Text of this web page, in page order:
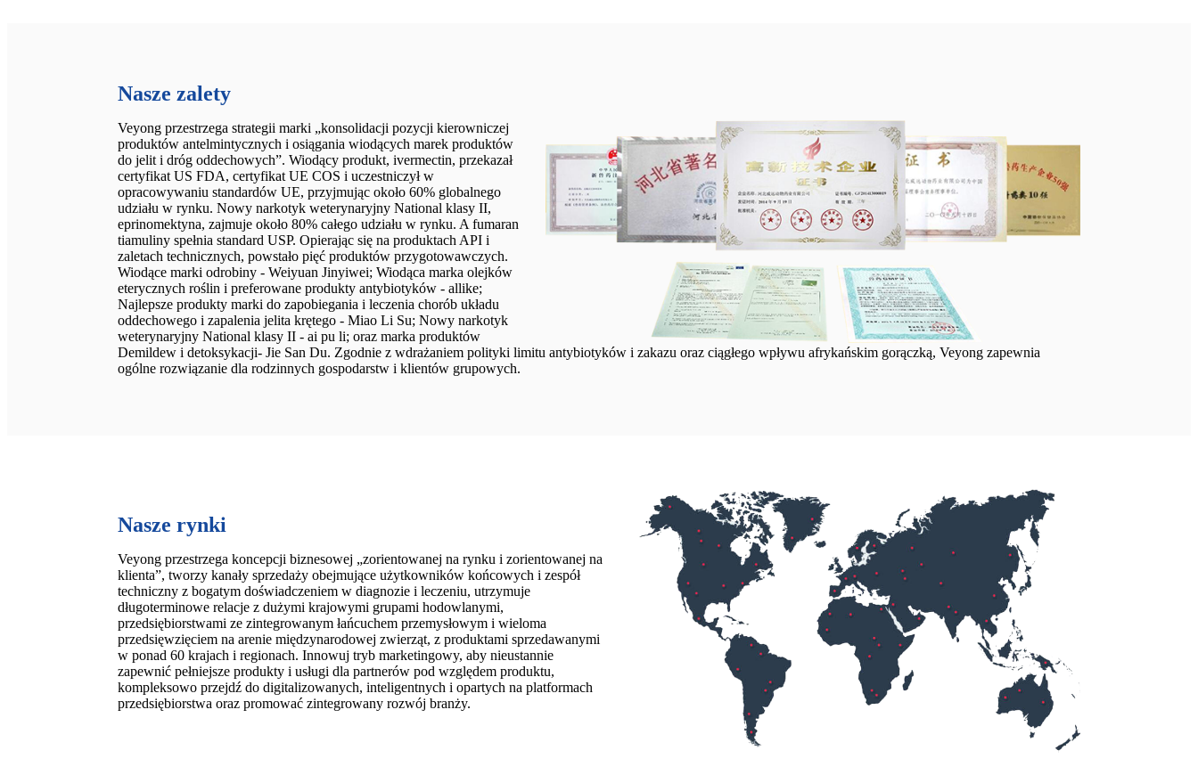
Nasze zalety
Veyong przestrzega strategii marki „konsolidacji pozycji kierowniczej
produktów antelmintycznych i osiągania wiodących marek produktów
do jelit i dróg oddechowych”. Wiodący produkt, ivermectin, przekazał
certyfikat US FDA, certyfikat UE COS i uczestniczył w
opracowywaniu standardów UE, przyjmując około 60% globalnego
udziału w rynku. Nowy narkotyk weterynaryjny National klasy II,
eprinomektyna, zajmuje około 80% całego udziału w rynku. A fumaran
tiamuliny spełnia standard USP. Opierając się na produktach API i
zaletach technicznych, powstało pięć produktów przygotowawczych.
Wiodące marki odrobiny - Weiyuan Jinyiwei; Wiodąca marka olejków
eterycznych roślin i preferowane produkty antybiotyków - allike;
Najlepsze produkty marki do zapobiegania i leczenia chorób układu
oddechowego i zapalenia jelita krętego - Miao Li Su; Nowy narkotyk
weterynaryjny National klasy II - ai pu li; oraz marka produktów
Demildew i detoksykacji- Jie San Du. Zgodnie z wdrażaniem polityki limitu antybiotyków i zakazu oraz ciągłego wpływu afrykańskim gorączką, Veyong zapewnia
ogólne rozwiązanie dla rodzinnych gospodarstw i klientów grupowych.
Nasze rynki
Veyong przestrzega koncepcji biznesowej „zorientowanej na rynku i zorientowanej na
klienta”, tworzy kanały sprzedaży obejmujące użytkowników końcowych i zespół
techniczny z bogatym doświadczeniem w diagnozie i leczeniu, utrzymuje
długoterminowe relacje z dużymi krajowymi grupami hodowlanymi,
przedsiębiorstwami ze zintegrowanym łańcuchem przemysłowym i wieloma
przedsięwzięciem na arenie międzynarodowej zwierząt, z produktami sprzedawanymi
w ponad 60 krajach i regionach. Innowuj tryb marketingowy, aby nieustannie
zapewnić pełniejsze produkty i usługi dla partnerów pod względem produktu,
kompleksowo przejdź do digitalizowanych, inteligentnych i opartych na platformach
przedsiębiorstwa oraz promować zintegrowany rozwój branży.